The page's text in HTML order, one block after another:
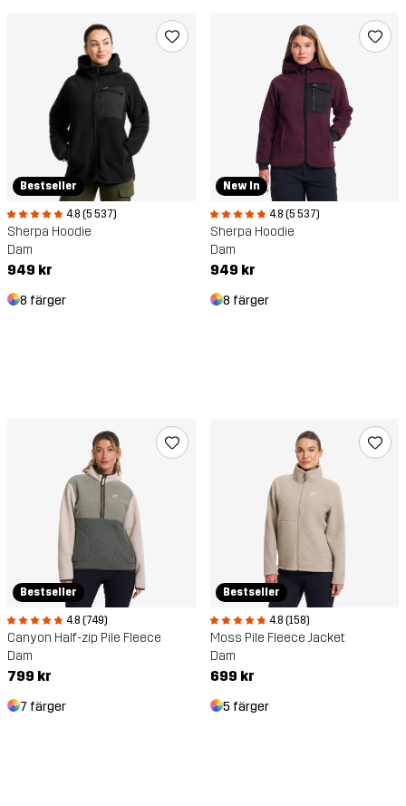
Bestseller
4.8 (5 537)
Sherpa Hoodie
Dam
949 kr
8 färger
New In
4.8 (5 537)
Sherpa Hoodie
Dam
949 kr
8 färger
Bestseller
4.8 (749)
Canyon Half-zip Pile Fleece
Dam
799 kr
7 färger
Bestseller
4.8 (158)
Moss Pile Fleece Jacket
Dam
699 kr
5 färger